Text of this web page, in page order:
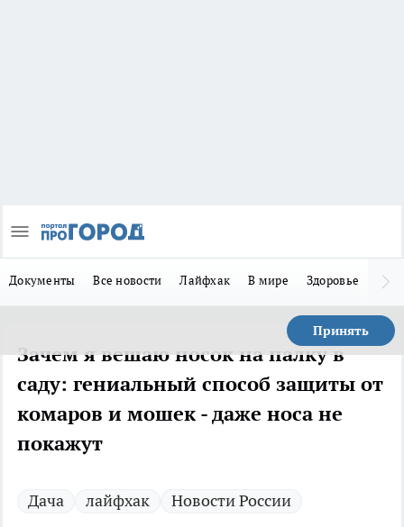
Документы Все новости Лайфхак В мире Здоровье
Принять
Зачем я вешаю носок на палку в
саду: гениальный способ защиты от
комаров и мошек - даже носа не
покажут
Дача лайфхак Новости России